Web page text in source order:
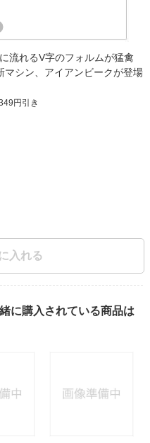
流れるV字のフォルムが猛禽
マシン、アイアンビークが登場
円引き
入れる
に購入されている商品は